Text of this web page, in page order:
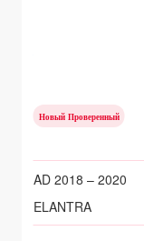
Новый Проверенный
AD 2018 – 2020
ELANTRA